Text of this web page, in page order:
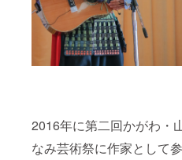
2016年に第二回かがわ・
なみ芸術祭に作家として参